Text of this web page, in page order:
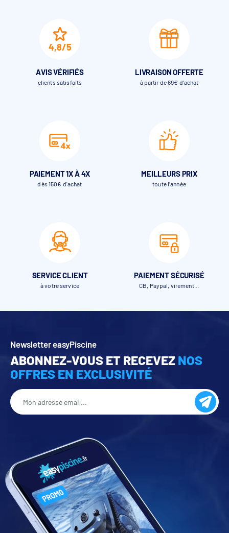
4,8/5
AVIS VÉRIFIÉS
clients satisfaits
LIVRAISON OFFERTE
à partir de 69€ d’achat
PAIEMENT 1X À 4X
dès 150€ d'achat
MEILLEURS PRIX
toute l’année
SERVICE CLIENT
à votre service
PAIEMENT SÉCURISÉ
CB, Paypal, virement…
Newsletter easyPiscine
ABONNEZ-VOUS ET RECEVEZ NOS
OFFRES EN EXCLUSIVITÉ